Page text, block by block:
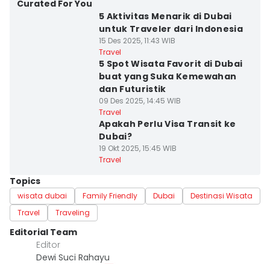
Curated For You
5 Aktivitas Menarik di Dubai
untuk Traveler dari Indonesia
15 Des 2025, 11:43 WIB
Travel
5 Spot Wisata Favorit di Dubai
buat yang Suka Kemewahan
dan Futuristik
09 Des 2025, 14:45 WIB
Travel
Apakah Perlu Visa Transit ke
Dubai?
19 Okt 2025, 15:45 WIB
Travel
Topics
wisata dubai Family Friendly Dubai Destinasi Wisata
Travel
Traveling
Editorial Team
Editor
Dewi Suci Rahayu